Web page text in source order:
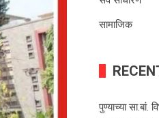
सामाजिक
पुण्याच्या सा.बां.